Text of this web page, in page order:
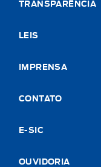
TRANSPARÊNCIA
LEIS
IMPRENSA
CONTATO
E-SIC
OUVIDORIA